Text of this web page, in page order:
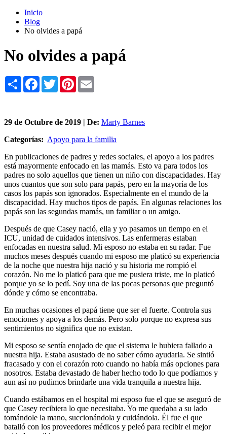
Inicio
Blog
No olvides a papá
No olvides a papá
Share Facebook
TwitterPinterest
29 de Octubre de 2019 | De: Marty Barnes
Categorías: Apoyo para la familia
En publicaciones de padres y redes sociales, el apoyo a los padres
está mayormente enfocado en las mamás. Esto va para todos los
padres no solo aquellos que tienen un niño con discapacidades. Hay
unos cuantos que son solo para papás, pero en la mayoría de los
casos los papás son ignorados. Especialmente en el mundo de la
discapacidad. Hay muchos tipos de papás. En algunas relaciones los
papás son las segundas mamás, un familiar o un amigo.
Después de que Casey nació, ella y yo pasamos un tiempo en el
ICU, unidad de cuidados intensivos. Las enfermeras estaban
enfocadas en nuestra salud. Mi esposo no estaba en su radar. Fue
muchos meses después cuando mi esposo me platicó su experiencia
de la noche que nuestra hija nació y su historia me rompió el
corazón. No me lo platicó para que me pusiera triste, me lo platicó
porque yo se lo pedí. Soy una de las pocas personas que preguntó
dónde y cómo se encontraba.
En muchas ocasiones el papá tiene que ser el fuerte. Controla sus
emociones y apoya a los demás. Pero solo porque no expresa sus
sentimientos no significa que no existan.
Mi esposo se sentía enojado de que el sistema le hubiera fallado a
nuestra hija. Estaba asustado de no saber cómo ayudarla. Se sintió
fracasado y con el corazón roto cuando no había más opciones para
nosotros. Estaba devastado de haber hecho todo lo que podíamos y
aun así no pudimos brindarle una vida tranquila a nuestra hija.
Cuando estábamos en el hospital mi esposo fue el que se aseguró de
que Casey recibiera lo que necesitaba. Yo me quedaba a su lado
tomándole la mano, succionándola y cuidándola. Él fue el que
batalló con los proveedores médicos y peleó para recibir el mejor